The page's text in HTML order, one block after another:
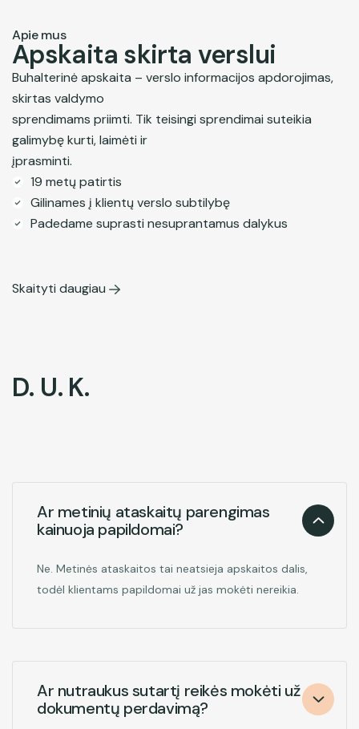
Apie mus
Apskaita skirta verslui
Buhalterinė apskaita – verslo informacijos apdorojimas,
skirtas valdymo
sprendimams priimti. Tik teisingi sprendimai suteikia
galimybę kurti, laimėti ir
įprasminti.
19 metų patirtis
Gilinames į klientų verslo subtilybę
Padedame suprasti nesuprantamus dalykus
Skaityti daugiau
D. U. K.
Ar metinių ataskaitų parengimas
kainuoja papildomai?
Ne. Metinės ataskaitos tai neatsieja apskaitos dalis,
todėl klientams papildomai už jas mokėti nereikia.
Ar nutraukus sutartį reikės mokėti už
dokumentų perdavimą?